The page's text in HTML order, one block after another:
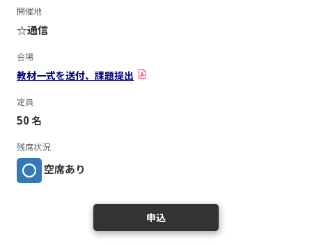
開催地
☆通信
会場
教材一式を送付、課題提出
定員
50 名
残席状況
空席あり
申込